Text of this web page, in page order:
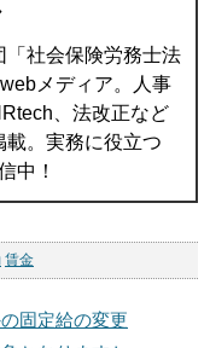
「社会保険労務士法
メディア。人事
、法改正など
。実務に役立つ
中！
賃金
固定給の変更